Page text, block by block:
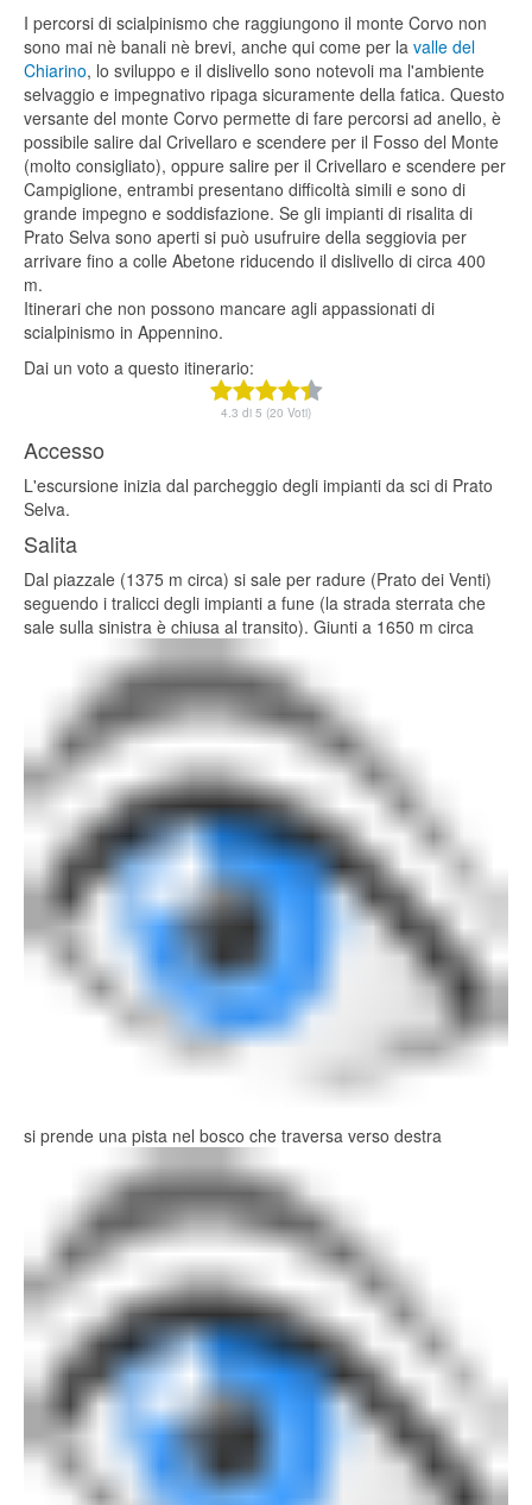
I percorsi di scialpinismo che raggiungono il monte Corvo non
sono mai nè banali nè brevi, anche qui come per la valle del
Chiarino, lo sviluppo e il dislivello sono notevoli ma l'ambiente
selvaggio e impegnativo ripaga sicuramente della fatica. Questo
versante del monte Corvo permette di fare percorsi ad anello, è
possibile salire dal Crivellaro e scendere per il Fosso del Monte
(molto consigliato), oppure salire per il Crivellaro e scendere per
Campiglione, entrambi presentano difficoltà simili e sono di
grande impegno e soddisfazione. Se gli impianti di risalita di
Prato Selva sono aperti si può usufruire della seggiovia per
arrivare fino a colle Abetone riducendo il dislivello di circa 400
m.
Itinerari che non possono mancare agli appassionati di
scialpinismo in Appennino.
Dai un voto a questo itinerario:
4.3 di 5 (20 Voti)
Accesso
L'escursione inizia dal parcheggio degli impianti da sci di Prato
Selva.
Salita
Dal piazzale (1375 m circa) si sale per radure (Prato dei Venti)
seguendo i tralicci degli impianti a fune (la strada sterrata che
sale sulla sinistra è chiusa al transito). Giunti a 1650 m circa
si prende una pista nel bosco che traversa verso destra